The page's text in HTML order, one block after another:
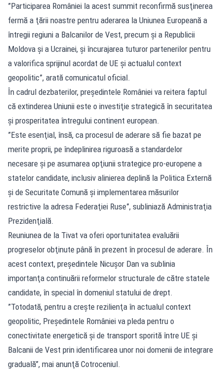
”Participarea României la acest summit reconfirmă susţinerea
fermă a ţării noastre pentru aderarea la Uniunea Europeană a
întregii regiuni a Balcanilor de Vest, precum şi a Republicii
Moldova şi a Ucrainei, şi încurajarea tuturor partenerilor pentru
a valorifica sprijinul acordat de UE şi actualul context
geopolitic”, arată comunicatul oficial.
În cadrul dezbaterilor, preşedintele României va reitera faptul
că extinderea Uniunii este o investiţie strategică în securitatea
şi prosperitatea întregului continent european.
”Este esenţial, însă, ca procesul de aderare să fie bazat pe
merite proprii, pe îndeplinirea riguroasă a standardelor
necesare şi pe asumarea opţiunii strategice pro-europene a
statelor candidate, inclusiv alinierea deplină la Politica Externă
şi de Securitate Comună şi implementarea măsurilor
restrictive la adresa Federaţiei Ruse”, subliniază Administraţia
Prezidenţială.
Reuniunea de la Tivat va oferi oportunitatea evaluării
progreselor obţinute până în prezent în procesul de aderare. În
acest context, preşedintele Nicuşor Dan va sublinia
importanţa continuării reformelor structurale de către statele
candidate, în special în domeniul statului de drept.
”Totodată, pentru a creşte rezilienţa în actualul context
geopolitic, Preşedintele României va pleda pentru o
conectivitate energetică şi de transport sporită între UE şi
Balcanii de Vest prin identificarea unor noi domenii de integrare
graduală”, mai anunţă Cotroceniul.